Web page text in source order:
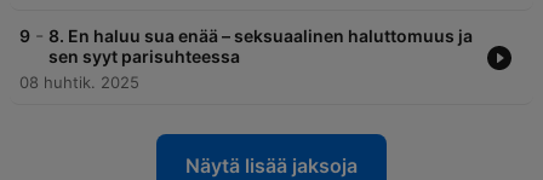
9 - 8. En haluu sua enää – seksuaalinen haluttomuus ja
sen syyt parisuhteessa
08 huhtik. 2025
Näytä lisää jaksoja